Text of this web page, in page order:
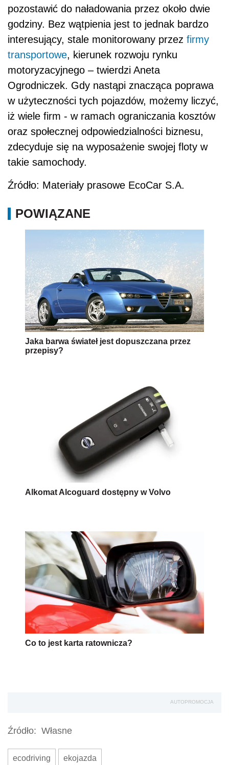
pozostawić do naładowania przez około dwie
godziny. Bez wątpienia jest to jednak bardzo
interesujący, stale monitorowany przez firmy
transportowe, kierunek rozwoju rynku
motoryzacyjnego – twierdzi Aneta
Ogrodniczek. Gdy nastąpi znacząca poprawa
w użyteczności tych pojazdów, możemy liczyć,
iż wiele firm - w ramach ograniczania kosztów
oraz społecznej odpowiedzialności biznesu,
zdecyduje się na wyposażenie swojej floty w
takie samochody.
Źródło: Materiały prasowe EcoCar S.A.
POWIĄZANE
Jaka barwa świateł jest dopuszczana przez
przepisy?
Alkomat Alcoguard dostępny w Volvo
Co to jest karta ratownicza?
AUTOPROMOCJA
Źródło: Własne
ecodriving ekojazda